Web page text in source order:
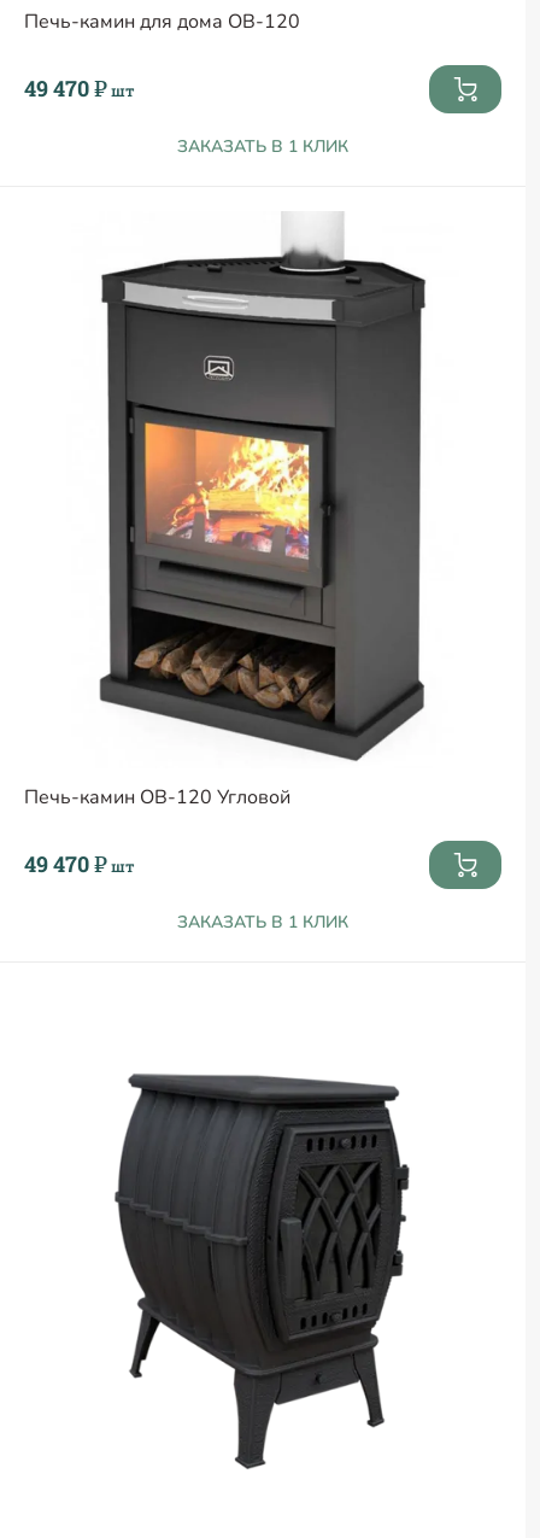
Печь-камин для дома ОВ-120
49 470 ₽шт
ЗАКАЗАТЬ В 1 КЛИК
Печь-камин ОВ-120 Угловой
49 470 ₽шт
ЗАКАЗАТЬ В 1 КЛИК